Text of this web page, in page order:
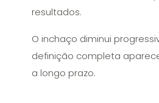
resultados.
O inchaço diminui
definição completa
a longo prazo.